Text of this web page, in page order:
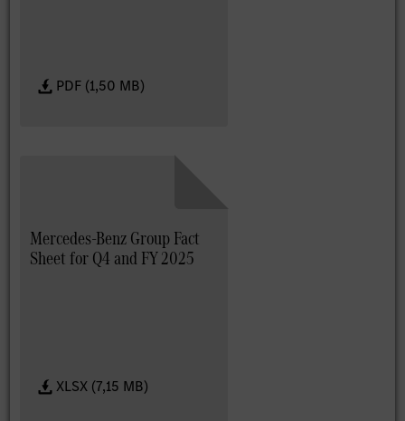
PDF (1,50 MB)
Mercedes-Benz Group Fact
Sheet for Q4 and FY 2025
XLSX (7,15 MB)